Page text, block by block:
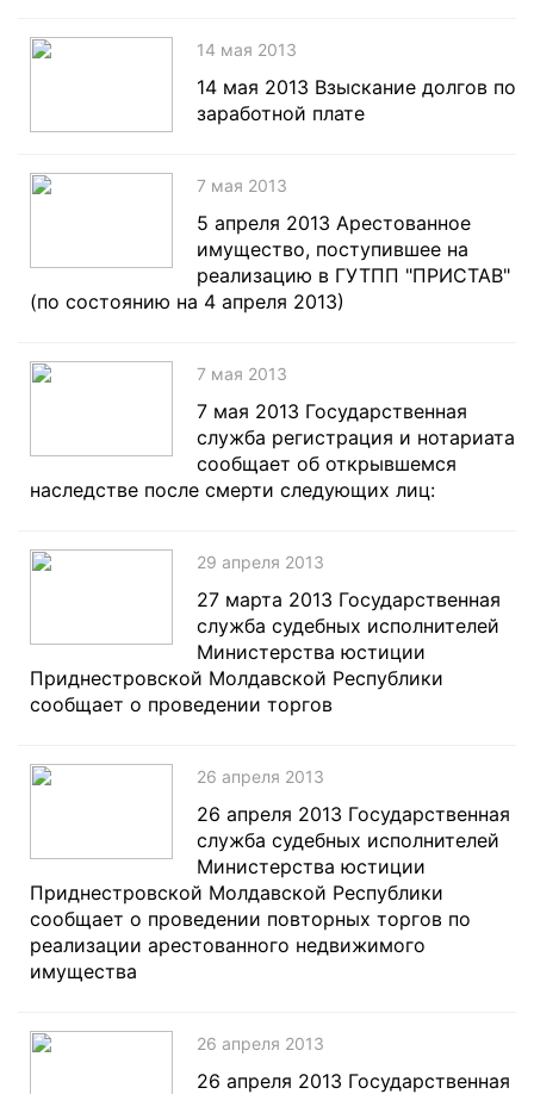
14 мая 2013
14 мая 2013 Взыскание долгов по
заработной плате
7 мая 2013
5 апреля 2013 Арестованное
имущество, поступившее на
реализацию в ГУТПП "ПРИСТАВ"
(по состоянию на 4 апреля 2013)
7 мая 2013
7 мая 2013 Государственная
служба регистрация и нотариата
сообщает об открывшемся
наследстве после смерти следующих лиц:
29 апреля 2013
27 марта 2013 Государственная
служба судебных исполнителей
Министерства юстиции
Приднестровской Молдавской Республики
сообщает о проведении торгов
26 апреля 2013
26 апреля 2013 Государственная
служба судебных исполнителей
Министерства юстиции
Приднестровской Молдавской Республики
сообщает о проведении повторных торгов по
реализации арестованного недвижимого
имущества
26 апреля 2013
26 апреля 2013 Государственная